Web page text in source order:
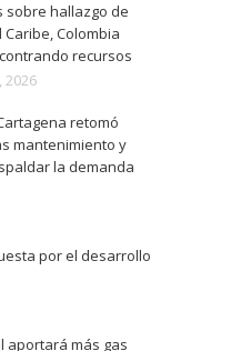
sobre hallazgo de
Caribe, Colombia
recursos
2026
retomó
mantenimiento y
la demanda
por el desarrollo
aportará más gas